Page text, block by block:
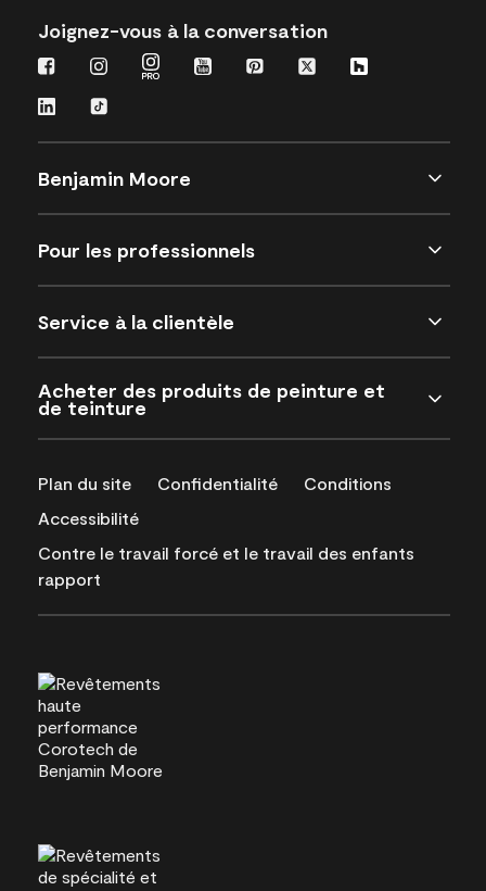
Joignez-vous à la conversation
Benjamin Moore
Pour les professionnels
Service à la clientèle
Acheter des produits de peinture et
de teinture
Plan du site Confidentialité
Conditions
Accessibilité
Contre le travail forcé et le travail des enfants
rapport